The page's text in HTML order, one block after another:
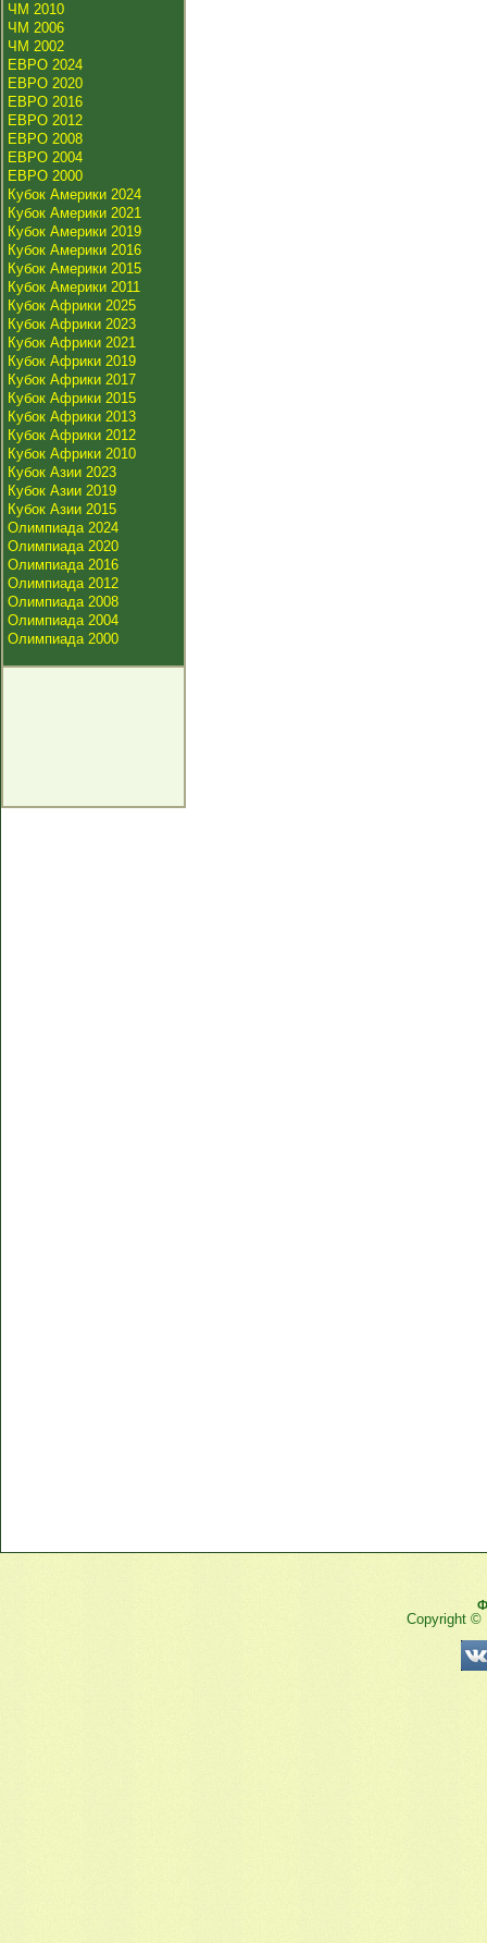
ЧМ 2010
ЧМ 2006
ЧМ 2002
ЕВРО 2024
ЕВРО 2020
ЕВРО 2016
ЕВРО 2012
ЕВРО 2008
ЕВРО 2004
ЕВРО 2000
Кубок Америки 2024
Кубок Америки 2021
Кубок Америки 2019
Кубок Америки 2016
Кубок Америки 2015
Кубок Америки 2011
Кубок Африки 2025
Кубок Африки 2023
Кубок Африки 2021
Кубок Африки 2019
Кубок Африки 2017
Кубок Африки 2015
Кубок Африки 2013
Кубок Африки 2012
Кубок Африки 2010
Кубок Азии 2023
Кубок Азии 2019
Кубок Азии 2015
Олимпиада 2024
Олимпиада 2020
Олимпиада 2016
Олимпиада 2012
Олимпиада 2008
Олимпиада 2004
Олимпиада 2000
Copyright ©